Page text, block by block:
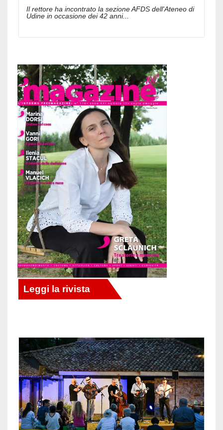
Il rettore ha incontrato la sezione AFDS dell'Ateneo di
Udine in occasione dei 42 anni...